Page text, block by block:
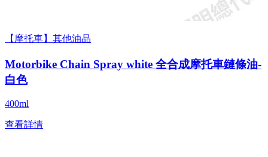
【摩托車】其他油品
Motorbike Chain Spray white 全合成摩托車鏈條油-
白色
400ml
查看詳情